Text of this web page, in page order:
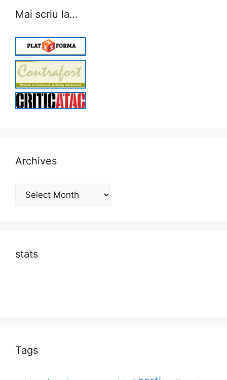
Mai scriu la…
Archives
Archives
stats
Tags